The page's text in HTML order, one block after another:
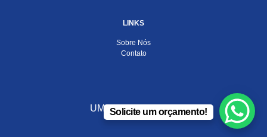
LINKS
Sobre Nós
Contato
UMA EMPRESA DO
Solicite um orçamento!